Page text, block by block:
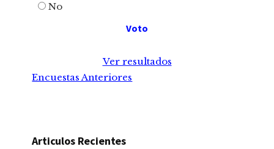
No
Ver resultados
Encuestas Anteriores
Articulos Recientes